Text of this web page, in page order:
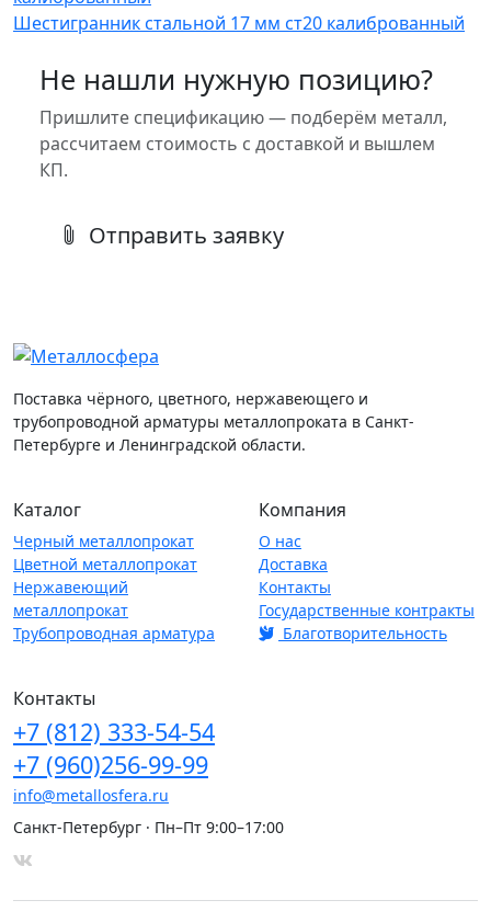
Шестигранник стальной 17 мм ст20 калиброванный
Не нашли нужную позицию?
Пришлите спецификацию — подберём металл,
рассчитаем стоимость с доставкой и вышлем
КП.
Отправить заявку
Поставка чёрного, цветного, нержавеющего и
трубопроводной арматуры металлопроката в Санкт-
Петербурге и Ленинградской области.
Каталог
Черный металлопрокат
Цветной металлопрокат
Нержавеющий
металлопрокат
Трубопроводная арматура
Компания
О нас
Доставка
Контакты
Государственные контракты
Благотворительность
Контакты
+7 (812) 333-54-54
+7 (960)256-99-99
info@metallosfera.ru
Санкт-Петербург · Пн–Пт 9:00–17:00